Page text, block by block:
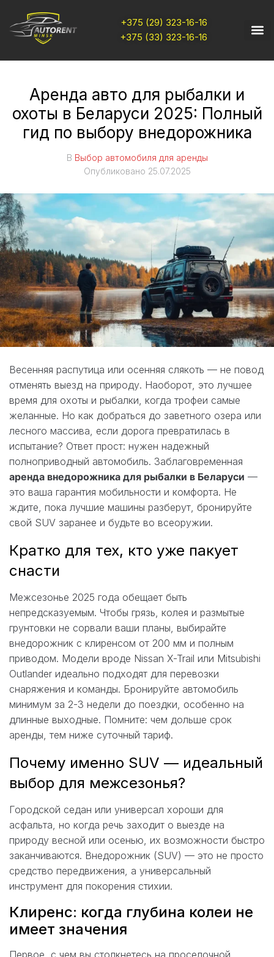
+375 (29) 323-16-16
+375 (33) 323-16-16
Аренда авто для рыбалки и
охоты в Беларуси 2025: Полный
гид по выбору внедорожника
В Выбор автомобиля для аренды
Опубликовано 25.07.2025
Весенняя распутица или осенняя слякоть — не повод
отменять выезд на природу. Наоборот, это лучшее
время для охоты и рыбалки, когда трофеи самые
желанные. Но как добраться до заветного озера или
лесного массива, если дорога превратилась в
испытание? Ответ прост: нужен надежный
полноприводный автомобиль. Заблаговременная
аренда внедорожника для рыбалки в Беларуси —
это ваша гарантия мобильности и комфорта. Не
ждите, пока лучшие машины разберут, бронируйте
свой SUV заранее и будьте во всеоружии.
Кратко для тех, кто уже пакует
снасти
Межсезонье 2025 года обещает быть
непредсказуемым. Чтобы грязь, колея и размытые
грунтовки не сорвали ваши планы, выбирайте
внедорожник с клиренсом от 200 мм и полным
приводом. Модели вроде Nissan X-Trail или Mitsubishi
Outlander идеально подходят для перевозки
снаряжения и команды. Бронируйте автомобиль
минимум за 2-3 недели до поездки, особенно на
длинные выходные. Помните: чем дольше срок
аренды, тем ниже суточный тариф.
Почему именно SUV — идеальный
выбор для межсезонья?
Городской седан или универсал хороши для
асфальта, но когда речь заходит о выезде на
природу весной или осенью, их возможности быстро
заканчиваются. Внедорожник (SUV) — это не просто
средство передвижения, а универсальный
инструмент для покорения стихии.
Клиренс: когда глубина колеи не
имеет значения
Первое, с чем вы столкнетесь на проселочной